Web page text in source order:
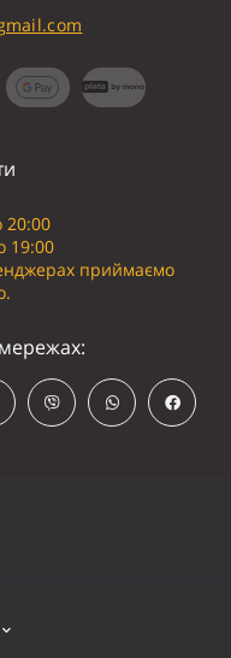
20:00
19:00
приймаємо